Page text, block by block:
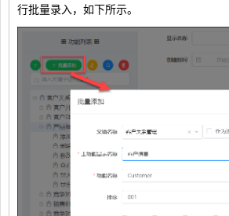
行批量录入，如下所示。